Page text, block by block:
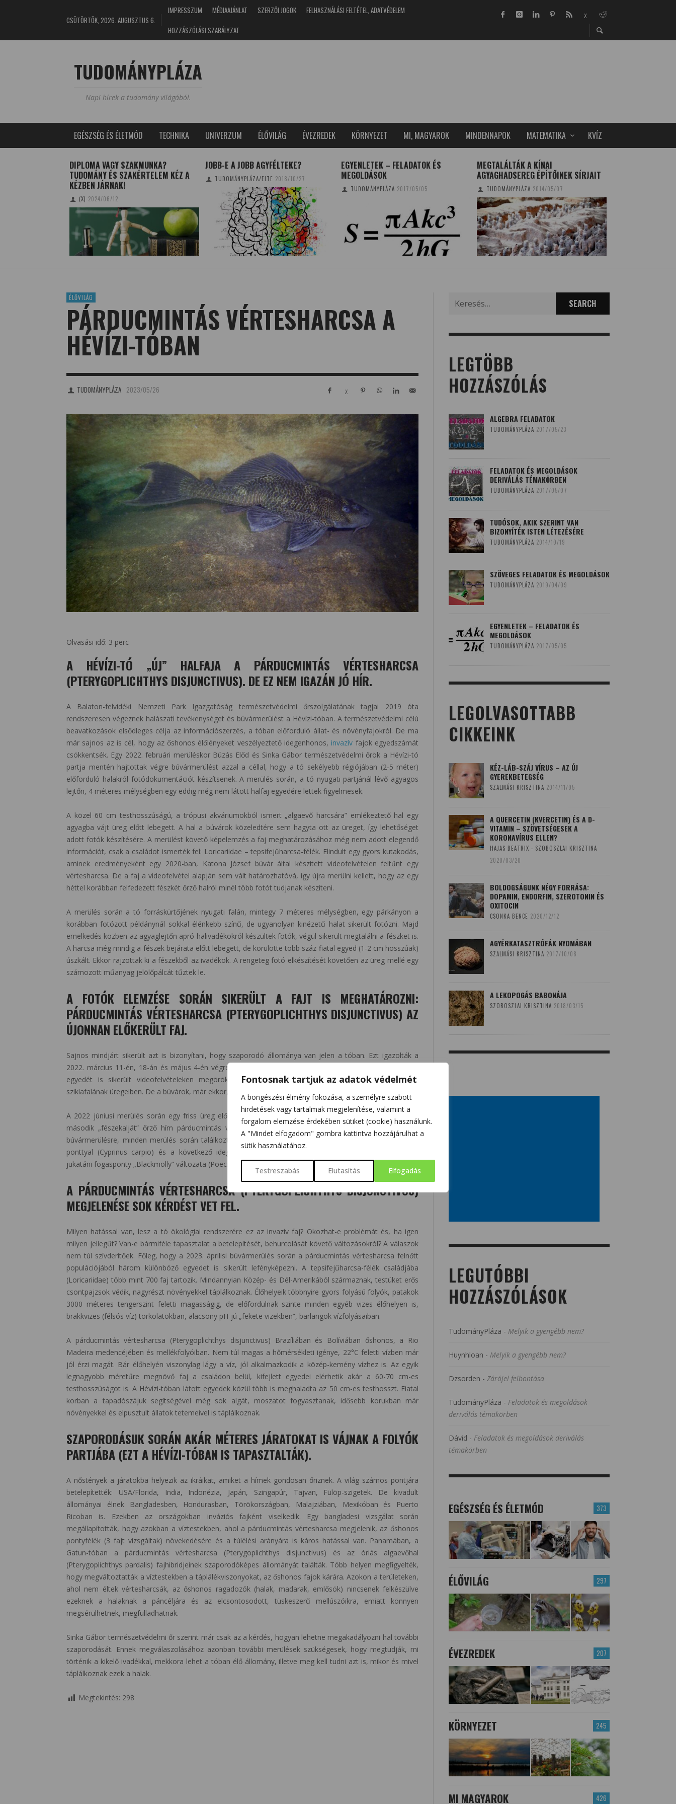
Fontosnak tartjuk az adatok védelmét
A böngészési élmény fokozása, a személyre szabott
hirdetések vagy tartalmak megjelenítése, valamint a
forgalom elemzése érdekében sütiket (cookie) használunk.
A "Mindet elfogadom" gombra kattintva hozzájárulhat a
sütik használatához.
Testreszabás Elutasítás Elfogadás
CSÜTÖRTÖK, 2026. AUGUSZTUS 6.
IMPRESSZUM MÉDIAAJÁNLAT SZERZŐI JOGOK
FELHASZNÁLÁSI FELTÉTEL, ADATVÉDELEM
HOZZÁSZÓLÁSI SZABÁLYZAT
TUDOMÁNYPLÁZA
Napi hírek a tudomány világából.
EGÉSZSÉG ÉS ÉLETMÓD TECHNIKA UNIVERZUM ÉLŐVILÁG ÉVEZREDEK KÖRNYEZET MI, MAGYAROK MINDENNAPOK MATEMATIKA KVÍZ
DIPLOMA VAGY SZAKMUNKA?
TUDOMÁNY ÉS SZAKÉRTELEM KÉZ A
KÉZBEN JÁRNAK!
(X) 2024/06/12
JOBB-E A JOBB AGYFÉLTEKE?
TUDOMÁNYPLÁZA/ELTE 2018/10/27
EGYENLETEK – FELADATOK ÉS
MEGOLDÁSOK
TUDOMÁNYPLÁZA 2017/05/05
MEGTALÁLTÁK A KÍNAI
AGYAGHADSEREG ÉPÍTŐINEK SÍRJAIT
TUDOMÁNYPLÁZA 2014/05/07
ÉLŐVILÁG
PÁRDUCMINTÁS VÉRTESHARCSA A
HÉVÍZI-TÓBAN
TUDOMÁNYPLÁZA 2023/05/26
Olvasási idő: 3 perc
A HÉVÍZI-TÓ „ÚJ” HALFAJA A PÁRDUCMINTÁS VÉRTESHARCSA
(PTERYGOPLICHTHYS DISJUNCTIVUS). DE EZ NEM IGAZÁN JÓ HÍR.
A Balaton-felvidéki Nemzeti Park Igazgatóság természetvédelmi őrszolgálatának tagjai 2019 óta
rendszeresen végeznek halászati tevékenységet és búvármerülést a Hévízi-tóban. A természetvédelmi célú
beavatkozások elsődleges célja az információszerzés, a tóban előforduló állat- és növényfajokról. De ma
már sajnos az is cél, hogy az őshonos élőlényeket veszélyeztető idegenhonos, invazív fajok egyedszámát
csökkentsék. Egy 2022. februári merüléskor Búzás Előd és Sinka Gábor természetvédelmi őrök a Hévízi-tó
partja mentén hajtottak végre búvármerülést azzal a céllal, hogy a tó sekélyebb régiójában (2-5 méter)
előforduló halakról fotódokumentációt készítsenek. A merülés során, a tó nyugati partjánál lévő agyagos
lejtőn, 4 méteres mélységben egy eddig még nem látott halfaj egyedére lettek figyelmesek.
A közel 60 cm testhosszúságú, a trópusi akváriumokból ismert „algaevő harcsára” emlékeztető hal egy
agyagba vájt üreg előtt lebegett. A hal a búvárok közeledtére sem hagyta ott az üreget, így lehetőséget
adott fotók készítésére. A merülést követő képelemzés a faj meghatározásához még nem adott elegendő
információt, csak a családot ismerték fel: Loricariidae – tepsifejűharcsa-félék. Elindult egy gyors kutakodás,
aminek eredményeként egy 2020-ban, Katona József búvár által készített videofelvételen feltűnt egy
vértesharcsa. De a faj a videofelvétel alapján sem vált határozhatóvá, így újra merülni kellett, hogy az egy
héttel korábban felfedezett fészkét őrző halról minél több fotót tudjanak készíteni.
A merülés során a tó forráskürtőjének nyugati falán, mintegy 7 méteres mélységben, egy párkányon a
korábban fotózott példánynál sokkal élénkebb színű, de ugyanolyan kinézetű halat sikerült fotózni. Majd
emelkedés közben az agyaglejtőn apró halivadékokról készültek fotók, végül sikerült megtalálni a fészket is.
A harcsa még mindig a fészek bejárata előtt lebegett, de körülötte több száz fiatal egyed (1-2 cm hosszúak)
úszkált. Ekkor rajzottak ki a fészekből az ivadékok. A rengeteg fotó elkészítését követően az üreg mellé egy
számozott műanyag jelölőpálcát tűztek le.
A FOTÓK ELEMZÉSE SORÁN SIKERÜLT A FAJT IS MEGHATÁROZNI:
PÁRDUCMINTÁS VÉRTESHARCSA (PTERYGOPLICHTHYS DISJUNCTIVUS) AZ
ÚJONNAN ELŐKERÜLT FAJ.
Sajnos mindjárt sikerült azt is bizonyítani, hogy szaporodó állománya van jelen a tóban. Ezt igazolták a
2022. március 11-én, 18-án és május 4-én végrehajtott búvármerülések is. Ezek során a faj több kifejlett
egyedét is sikerült videofelvételeken megörökíteni 8-14 méteres mélységben a forráskürtő nyugati
sziklafalának üregeiben. De a búvárok, már ekkor, korábbi fészeküreget is találtak.
A 2022 júniusi merülés során egy friss üreg előtt is sikerült fotókat és videofelvételeket készíteni már a
második „fészekalját” őrző hím párducmintás vértesharcsáról. Bár 2022-ben már nem került sor több
búvármerülésre, minden merülés során találkoztak a búvárok a csak a Hévízi-tóban honos törpenövésű
ponttyal (Cyprinus carpio) és a következő idegenhonos fajok egyedeivel: naphal (Lepomis gibbosus),
jukatáni fogasponty „Blackmolly” változata (Poecilia sphenops), szivárvány sügér (Herotilapia multispinosa).
A PÁRDUCMINTÁS VÉRTESHARCSA (PTERYGOPLICHTHYS DISJUNCTIVUS)
MEGJELENÉSE SOK KÉRDÉST VET FEL.
Milyen hatással van, lesz a tó ökológiai rendszerére ez az invazív faj? Okozhat-e problémát és, ha igen
milyen jellegűt? Van-e bármiféle tapasztalat a betelepítését, behurcolását követő változásokról? A válaszok
nem túl szívderítőek. Főleg, hogy a 2023. áprilisi búvármerülés során a párducmintás vértesharcsa felnőtt
populációjából három különböző egyedet is sikerült lefényképezni. A tepsifejűharcsa-félék családjába
(Loricariidae) több mint 700 faj tartozik. Mindannyian Közép- és Dél-Amerikából származnak, testüket erős
csontpajzsok védik, nagyrészt növényekkel táplálkoznak. Élőhelyeik többnyire gyors folyású folyók, patakok
3000 méteres tengerszint feletti magasságig, de előfordulnak szinte minden egyéb vizes élőhelyen is,
brakkvizes (félsós víz) torkolatokban, alacsony pH-jú „fekete vizekben”, barlangok vízfolyásaiban.
A párducmintás vértesharcsa (Pterygoplichthys disjunctivus) Brazíliában és Bolíviában őshonos, a Rio
Madeira medencéjében és mellékfolyóiban. Nem túl magas a hőmérsékleti igénye, 22°C feletti vízben már
jól érzi magát. Bár élőhelyén viszonylag lágy a víz, jól alkalmazkodik a közép-kemény vízhez is. Az egyik
legnagyobb méretűre megnövő faj a családon belül, kifejlett egyedei elérhetik akár a 60-70 cm-es
testhosszúságot is. A Hévízi-tóban látott egyedek közül több is meghaladta az 50 cm-es testhosszt. Fiatal
korban a tapadószájuk segítségével még sok algát, moszatot fogyasztanak, idősebb korukban már
növényekkel és elpusztult állatok tetemeivel is táplálkoznak.
SZAPORODÁSUK SORÁN AKÁR MÉTERES JÁRATOKAT IS VÁJNAK A FOLYÓK
PARTJÁBA (EZT A HÉVÍZI-TÓBAN IS TAPASZTALTÁK).
A nőstények a járatokba helyezik az ikráikat, amiket a hímek gondosan őriznek. A világ számos pontjára
betelepítették: USA/Florida, India, Indonézia, Japán, Szingapúr, Tajvan, Fülöp-szigetek. De kivadult
állományai élnek Bangladesben, Hondurasban, Törökországban, Malajziában, Mexikóban és Puerto
Ricoban is. Ezekben az országokban inváziós fajként viselkedik. Egy bangladesi vizsgálat során
megállapították, hogy azokban a víztestekben, ahol a párducmintás vértesharcsa megjelenik, az őshonos
pontyfélék (3 fajt vizsgáltak) növekedésére és a túlélési arányára is káros hatással van. Panamában, a
Gatun-tóban a párducmintás vértesharcsa (Pterygoplichthys disjunctivus) és az óriás algaevőhal
(Pterygoplichthys pardalis) fajhibridjeinek szaporodóképes állományát találták. Több helyen megfigyelték,
hogy megváltoztatták a víztestekben a táplálékviszonyokat, az őshonos fajok kárára. Azokon a területeken,
ahol nem éltek vértesharcsák, az őshonos ragadozók (halak, madarak, emlősök) nincsenek felkészülve
ezeknek a halaknak a páncéljára és az elcsontosodott, tüskeszerű mellúszóikra, emiatt könnyen
megsérülhetnek, megfulladhatnak.
Sinka Gábor természetvédelmi őr szerint már csak az a kérdés, hogyan lehetne megakadályozni hal további
szaporodását. Ennek megválaszolásához azonban további merülések szükségesek, hogy megtudják, mi
történik a kikelő ivadékkal, mekkora lehet a tóban élő állomány, illetve meg kell tudni azt is, mikor és mivel
táplálkoznak ezek a halak.
Megtekintés: 298
for:
LEGTÖBB
HOZZÁSZÓLÁS
ALGEBRA FELADATOK
TUDOMÁNYPLÁZA 2017/05/23
FELADATOK ÉS MEGOLDÁSOK
DERIVÁLÁS TÉMAKÖRBEN
TUDOMÁNYPLÁZA 2017/05/07
TUDÓSOK, AKIK SZERINT VAN
BIZONYÍTÉK ISTEN LÉTEZÉSÉRE
TUDOMÁNYPLÁZA 2014/10/19
SZÖVEGES FELADATOK ÉS MEGOLDÁSOK
TUDOMÁNYPLÁZA 2019/04/09
EGYENLETEK – FELADATOK ÉS
MEGOLDÁSOK
TUDOMÁNYPLÁZA 2017/05/05
LEGOLVASOTTABB
CIKKEINK
KÉZ-LÁB-SZÁJ VÍRUS – AZ ÚJ
GYEREKBETEGSÉG
SZALMÁSI KRISZTINA 2014/11/05
A QUERCETIN (KVERCETIN) ÉS A D-
VITAMIN – SZÖVETSÉGESEK A
KORONAVÍRUS ELLEN?
HAJAS BEATRIX - SZOBOSZLAI KRISZTINA
2020/03/20
BOLDOGSÁGUNK NÉGY FORRÁSA:
DOPAMIN, ENDORFIN, SZEROTONIN ÉS
OXITOCIN
CSONKA BENCE 2020/12/12
AGYÉRKATASZTRÓFÁK NYOMÁBAN
SZALMÁSI KRISZTINA 2017/10/08
A LEKOPOGÁS BABONÁJA
SZOBOSZLAI KRISZTINA 2018/03/15
LEGUTÓBBI
HOZZÁSZÓLÁSOK
TudományPláza - Melyik a gyengébb nem?
Huynhloan - Melyik a gyengébb nem?
Dzsorden - Zárójel felbontása
TudományPláza - Feladatok és megoldások
deriválás témakörben
Dávid - Feladatok és megoldások deriválás
témakörben
373
EGÉSZSÉG ÉS ÉLETMÓD
297
ÉLŐVILÁG
207
ÉVEZREDEK
245
KÖRNYEZET
426
MI MAGYAROK